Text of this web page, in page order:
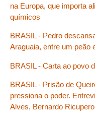
na Europa, que importa
químicos
BRASIL - Pedro
Araguaia, entre um peão
BRASIL - Carta ao povo
BRASIL - Prisão de
pressiona o poder.
Alves, Bernardo